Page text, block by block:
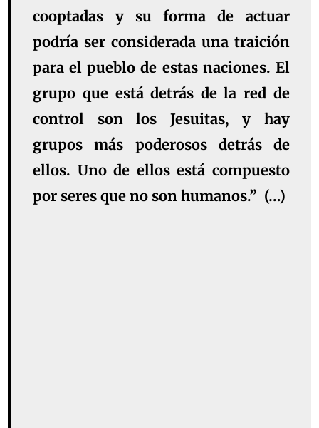
cooptadas y su forma de actuar
podría ser considerada una traición
para el pueblo de estas naciones. El
grupo que está detrás de la red de
control son los Jesuitas, y hay
grupos más poderosos detrás de
ellos. Uno de ellos está compuesto
por seres que no son humanos.” (…)